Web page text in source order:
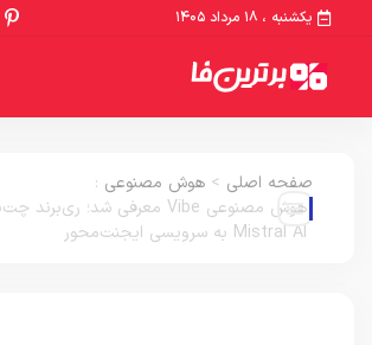
یکشنبه ، ۱۸ مرداد ۱۴۰۵
صفحه اصلی > هوش مصنوعی :
هوش مصنوعی Vibe معرفی شد؛ ری‌برند چت‌بات
Mistral AI به سرویسی ایجنت‌محور